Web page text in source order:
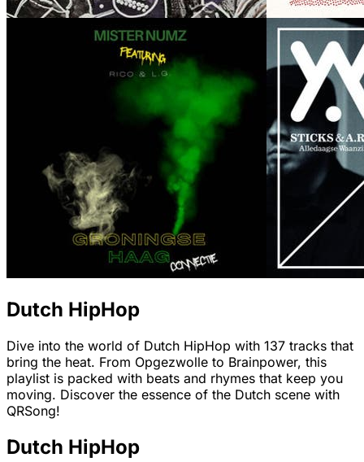
Dutch HipHop
Dive into the world of Dutch HipHop with 137 tracks that
bring the heat. From Opgezwolle to Brainpower, this
playlist is packed with beats and rhymes that keep you
moving. Discover the essence of the Dutch scene with
QRSong!
Dutch HipHop